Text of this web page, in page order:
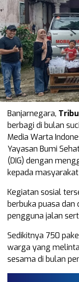
Banjarnegara,
berbagi di bulan
Media Warta
Yayasan Bumi
(DIG) dengan
kepada
Kegiatan sosial
berbuka puasa
pengguna jalan
Sedikitnya 750
warga yang
sesama di bulan